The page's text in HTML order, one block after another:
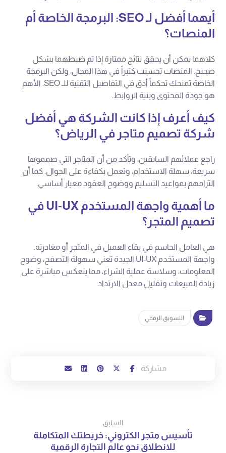
أيهما أفضل لـ SEO: البرمجة الخاصة أم
المنصات؟
كلاهما يمكن أن يحقق نتائج ممتازة إذا تم ضبطهما بشكل
صحيح. المنصات تحسنت كثيراً في هذا المجال، ولكن البرمجة
الخاصة تمنحك تحكماً أدق في التفاصيل التقنية للـ SEO. الأهم
هو جودة المحتوى وبنية الروابط.
كيف أعرف إذا كانت الشركة هي أفضل
شركة تصميم متاجر في الرياض؟
راجع عملائهم السابقين، وتأكد من أن المتاجر التي صمموها
سريعة، سهلة الاستخدام، وتعمل بكفاءة على الجوال. كما أن
التزامهم بمواعيد التسليم ووضوح العقود معيار أساسي.
ما أهمية واجهة المستخدم UI-UX في
تصميم المتجر؟
هي العامل الحاسم في بقاء العميل في المتجر أو مغادرته.
واجهة المستخدم UI-UX الجيدة تعني سهولة التصفح، وضوح
المعلومات، وسلاسة عملية الشراء، مما ينعكس مباشرة على
زيادة المبيعات وتقليل معدل الارتداد.
التسويق الرقمي
السابق
تأسيس متجر الكتروني: خريطتك المتكاملة
للانطلاق نحو عالم التجارة الرقمية